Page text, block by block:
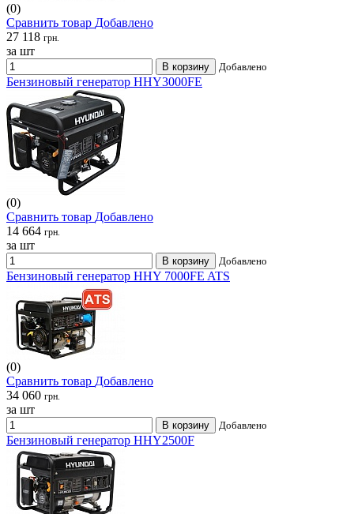
(0)
Сравнить товар Добавлено
27 118 грн.
за шт
В корзину Добавлено
Бензиновый генератор HHY3000FE
(0)
Сравнить товар Добавлено
14 664 грн.
за шт
В корзину Добавлено
Бензиновый генератор HHY 7000FE ATS
(0)
Сравнить товар Добавлено
34 060 грн.
за шт
В корзину Добавлено
Бензиновый генератор HHY2500F